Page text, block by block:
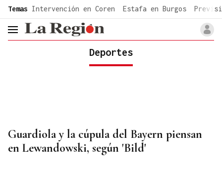
common.go-to-content
Temas Intervención en Coren Estafa en Burgos
header.menu.open
Deportes
Guardiola y la cúpula del Bayern piensan
en Lewandowski, según 'Bild'